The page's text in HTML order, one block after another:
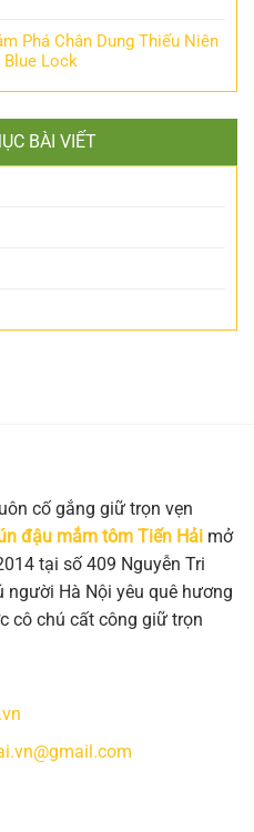
Phá Chân Dung Thiếu Niên
Blue Lock
BÀI VIẾT
cố gắng giữ trọn vẹn
đậu mắm tôm Tiến Hải mở
tại số 409 Nguyễn Tri
người Hà Nội yêu quê hương
cô chú cất công giữ trọn